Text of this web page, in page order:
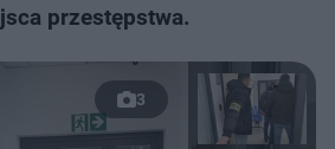
przestępstwa.
3